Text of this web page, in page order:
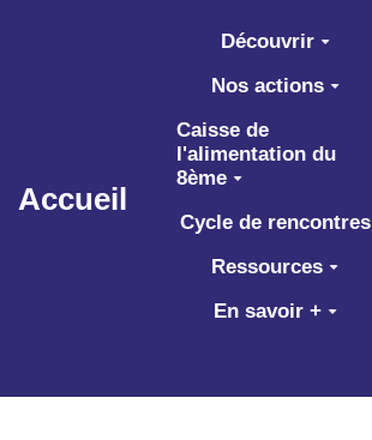
Aller au contenu principal
Accueil
Découvrir
Nos actions
Caisse de
l'alimentation du
8ème
Cycle de rencontres
Ressources
En savoir +